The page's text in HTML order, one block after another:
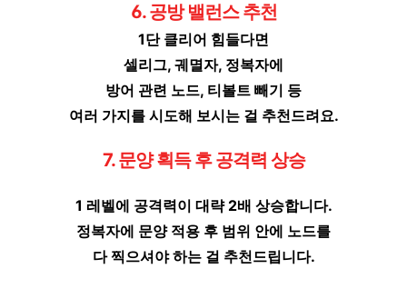
6. 공방 밸런스 추천
1단 클리어 힘들다면
셀리그, 궤멸자, 정복자에
방어 관련 노드, 티볼트 빼기 등
여러 가지를 시도해 보시는 걸 추천드려요.
7. 문양 획득 후 공격력 상승
1 레벨에 공격력이 대략 2배 상승합니다.
정복자에 문양 적용 후 범위 안에 노드를
다 찍으셔야 하는 걸 추천드립니다.